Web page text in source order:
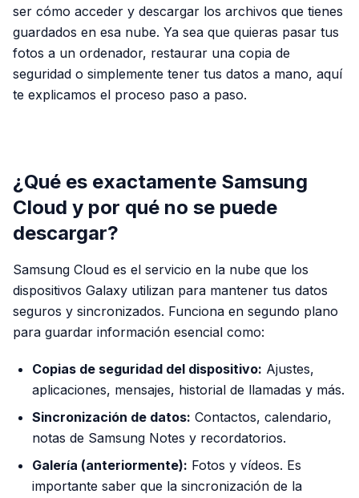
ser cómo acceder y descargar los archivos que tienes
guardados en esa nube. Ya sea que quieras pasar tus
fotos a un ordenador, restaurar una copia de
seguridad o simplemente tener tus datos a mano, aquí
te explicamos el proceso paso a paso.
¿Qué es exactamente Samsung
Cloud y por qué no se puede
descargar?
Samsung Cloud es el servicio en la nube que los
dispositivos Galaxy utilizan para mantener tus datos
seguros y sincronizados. Funciona en segundo plano
para guardar información esencial como:
Copias de seguridad del dispositivo: Ajustes,
aplicaciones, mensajes, historial de llamadas y más.
Sincronización de datos: Contactos, calendario,
notas de Samsung Notes y recordatorios.
Galería (anteriormente): Fotos y vídeos. Es
importante saber que la sincronización de la